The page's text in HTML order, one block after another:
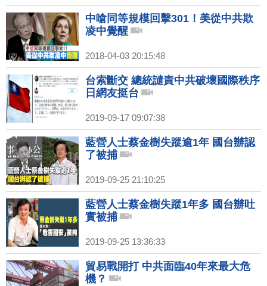
中嗆同等規模回擊301！美從中共欺
凌中覺醒
2018-04-03 20:15:48
台索斷交 總統譴責中共破壞國際秩序
日網友挺台
2019-09-17 09:07:38
藍營人士蔡金樹失蹤逾1年 國台辦認
了被捕
2019-09-25 21:10:25
藍營人士蔡金樹失蹤1年多 國台辦吐
實被捕
2019-09-25 13:36:33
貿易戰開打 中共面臨40年來最大危
機？